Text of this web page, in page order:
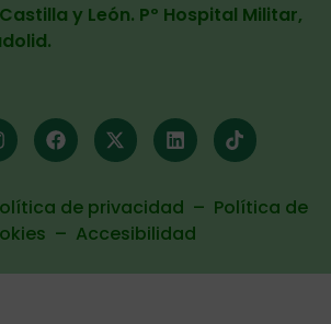
y León. Pº Hospital Militar,
.
de privacidad – Política de
– Accesibilidad